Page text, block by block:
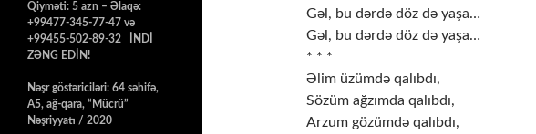
Gəl, bu dərdə döz də yaşa…
Gəl, bu dərdə döz də yaşa…
* * *
Əlim üzümdə qalıbdı,
Sözüm ağzımda qalıbdı,
Arzum gözümdə qalıbdı,
Qiyməti: 5 azn – Əlaqə:
+99477-345-77-47 və
+99455-502-89-32 İNDİ
ZƏNG EDİN!
Nəşr göstəriciləri: 64 səhifə,
A5, ağ-qara, “Mücrü”
Nəşriyyatı / 2020